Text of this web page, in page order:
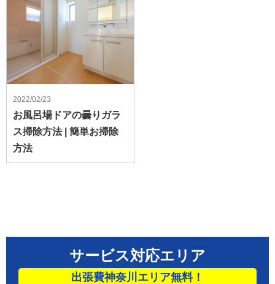
2022/02/23
お風呂場ドアの曇りガラ
ス掃除方法 | 簡単お掃除
方法
サービス対応エリア
出張費神奈川エリア無料！